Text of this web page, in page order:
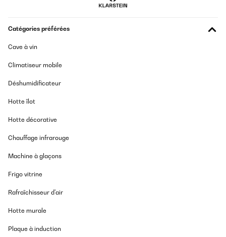
Catégories préférées
Cave à vin
Climatiseur mobile
Déshumidificateur
Hotte îlot
Hotte décorative
Chauffage infrarouge
Machine à glaçons
Frigo vitrine
Rafraîchisseur d'air
Hotte murale
Plaque à induction